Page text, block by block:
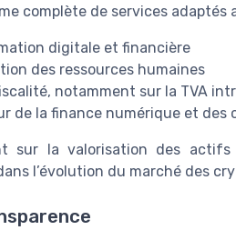
complète de services adaptés
digitale et financière
des ressources humaines
notamment sur la TVA
de la finance numérique et des
sur la valorisation des
l’évolution du marché des